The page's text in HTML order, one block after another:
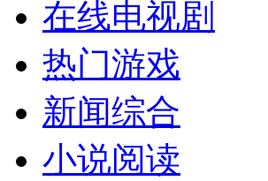
在线电视剧
热门游戏
新闻综合
小说阅读